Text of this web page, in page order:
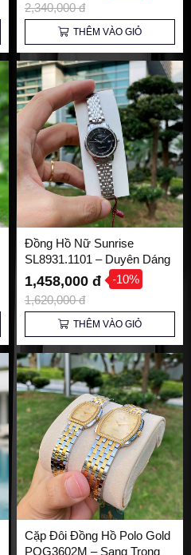
2,340,000 đ
THÊM VÀO GIỎ
Đồng Hồ Nữ Sunrise
SL8931.1101 – Duyên Dáng
và Thanh Lịch
1,458,000 đ -10%
1,620,000 đ
THÊM VÀO GIỎ
Cặp Đôi Đồng Hồ Polo Gold
POG3602M – Sang Trọng